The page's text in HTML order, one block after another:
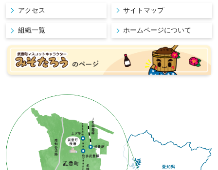
アクセス サイトマップ
組織一覧 ホームページについて